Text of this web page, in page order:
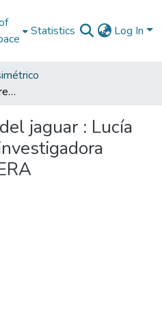
Statistics Log In
Mes del jaguar : Lucía Pérez Granados, investigadora proyecto PANTHERA
jaguar : Lucía